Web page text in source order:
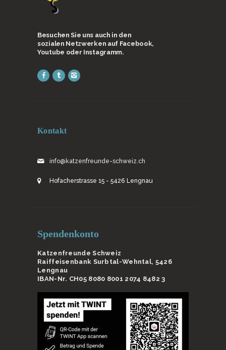
Besuchen Sie uns auch in den
sozialen Netzwerken auf Facebook,
Youtube oder Instagramm.
Kontakt
info@katzenfreunde-schweiz.ch
Hofacherstrasse 15 - 5426 Lengnau
Spendenkonto
Katzenfreunde Schweiz
Raiffeisenbank Surbtal-Wehntal, 5426
Lengnau
IBAN-Nr. CH05 8080 8001 2074 8482 3